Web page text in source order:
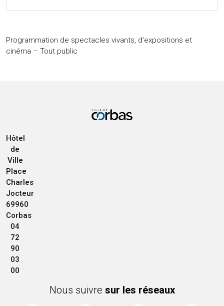
Programmation de spectacles vivants, d’expositions et
cinéma – Tout public
Hôtel
de
Ville
Place
Charles
Jocteur
69960
Corbas
04
72
90
03
00
Nous suivre sur les réseaux